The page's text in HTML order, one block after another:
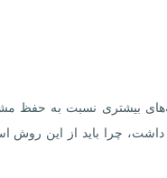
بیشتری نسبت به حفظ
چرا باید از این روش